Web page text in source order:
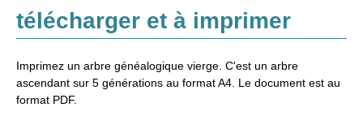
télécharger et à imprimer
Imprimez un arbre généalogique vierge. C'est un arbre
ascendant sur 5 générations au format A4. Le document est au
format PDF.